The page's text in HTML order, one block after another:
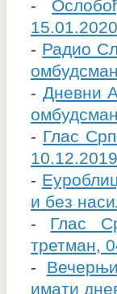
-
- Радио
- Дневни
- Глас
-
и без
- Глас
третман,
-
имати